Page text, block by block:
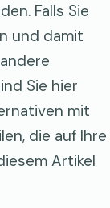
Falls Sie
und damit
Sie hier
mit
die auf Ihre
Artikel